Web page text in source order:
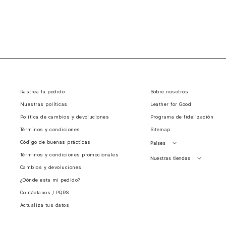
Rastrea tu pedido
Nuestras políticas
Política de cambios y devoluciones
Términos y condiciones
Código de buenas prácticas
Términos y condiciones promocionales
Cambios y devoluciones
¿Dónde esta mi pedido?
Contáctanos / PQRS
Actualiza tus datos
Sobre nosotros
Leather for Good
Programa de fidelización
Sitemap
Países
Perú
Nuestras tiendas